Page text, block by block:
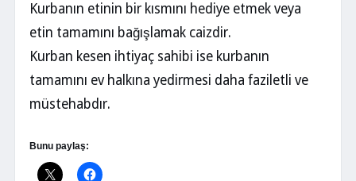
Kurbanın etinin bir kısmını hediye etmek veya
etin tamamını bağışlamak caizdir.
Kurban kesen ihtiyaç sahibi ise kurbanın
tamamını ev halkına yedirmesi daha faziletli ve
müstehabdır.
Bunu paylaş: